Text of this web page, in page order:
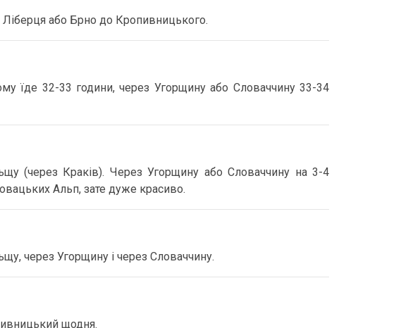
Ліберця або Брно до Кропивницького.
їде 32-33 години, через Угорщину або Словаччину 33-34
(через Краків). Через Угорщину або Словаччину на 3-4
Альп, зате дуже красиво.
через Угорщину і через Словаччину.
щодня.